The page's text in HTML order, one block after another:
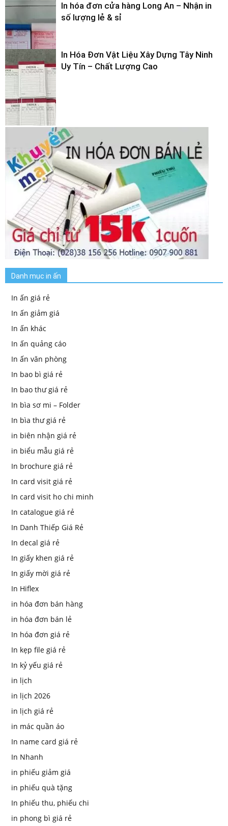
In hóa đơn cửa hàng Long An – Nhận in
số lượng lẻ & sỉ
In Hóa Đơn Vật Liệu Xây Dựng Tây Ninh
Uy Tín – Chất Lượng Cao
Danh mục in ấn
In ấn giá rẻ
In ấn giảm giá
In ấn khác
In ấn quảng cáo
In ấn văn phòng
In bao bì giá rẻ
In bao thư giá rẻ
In bìa sơ mi – Folder
In bìa thư giá rẻ
in biên nhận giá rẻ
in biểu mẫu giá rẻ
In brochure giá rẻ
In card visit giá rẻ
In card visit ho chi minh
In catalogue giá rẻ
In Danh Thiếp Giá Rẻ
In decal giá rẻ
In giấy khen giá rẻ
In giấy mời giá rẻ
In Hiflex
in hóa đơn bán hàng
in hóa đơn bán lẻ
In hóa đơn giá rẻ
In kẹp file giá rẻ
In kỷ yếu giá rẻ
in lịch
in lịch 2026
in lịch giá rẻ
in mác quần áo
In name card giá rẻ
In Nhanh
in phiếu giảm giá
in phiếu quà tặng
In phiếu thu, phiếu chi
in phong bì giá rẻ